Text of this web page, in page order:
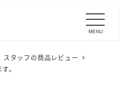
MENU
スタッフの商品レビュー
。